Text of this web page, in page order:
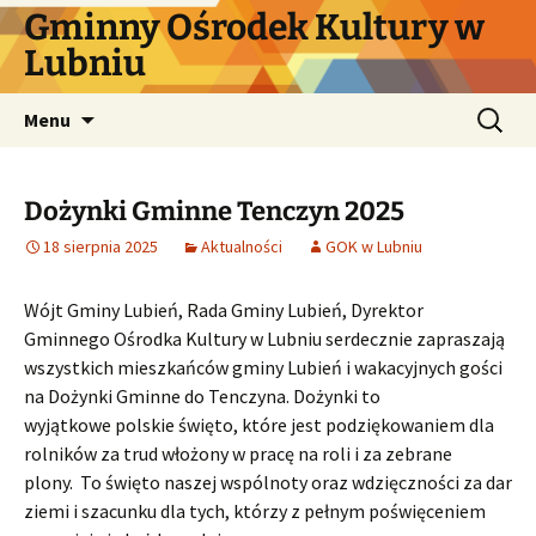
Przejdź
do
treści
Gminny Ośrodek Kultury w
Lubniu
Menu Szukaj:
Dożynki Gminne Tenczyn 2025
18 sierpnia 2025 Aktualności GOK w Lubniu
Wójt Gminy Lubień, Rada Gminy Lubień, Dyrektor
Gminnego Ośrodka Kultury w Lubniu serdecznie zapraszają
wszystkich mieszkańców gminy Lubień i wakacyjnych gości
na Dożynki Gminne do Tenczyna. Dożynki to
wyjątkowe polskie święto, które jest podziękowaniem dla
rolników za trud włożony w pracę na roli i za zebrane
plony. To święto naszej wspólnoty oraz wdzięczności za dar
ziemi i szacunku dla tych, którzy z pełnym poświęceniem